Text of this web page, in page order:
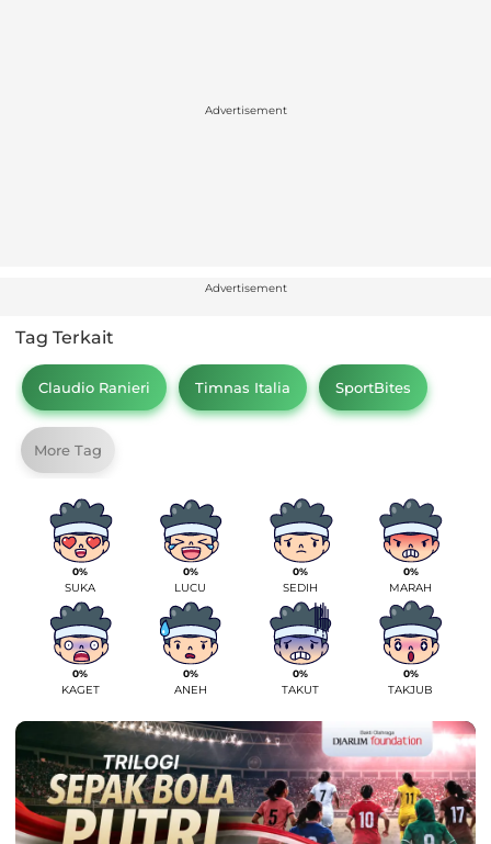
Advertisement
Advertisement
Tag Terkait
Claudio Ranieri Timnas Italia SportBites
More Tag
0%
SUKA
0%
LUCU
0%
SEDIH
0%
MARAH
0%
KAGET
0%
ANEH
0%
TAKUT
0%
TAKJUB